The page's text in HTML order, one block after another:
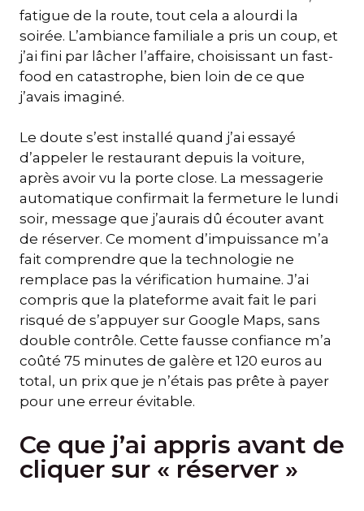
fatigue de la route, tout cela a alourdi la
soirée. L’ambiance familiale a pris un coup, et
j’ai fini par lâcher l’affaire, choisissant un fast-
food en catastrophe, bien loin de ce que
j’avais imaginé.
Le doute s’est installé quand j’ai essayé
d’appeler le restaurant depuis la voiture,
après avoir vu la porte close. La messagerie
automatique confirmait la fermeture le lundi
soir, message que j’aurais dû écouter avant
de réserver. Ce moment d’impuissance m’a
fait comprendre que la technologie ne
remplace pas la vérification humaine. J’ai
compris que la plateforme avait fait le pari
risqué de s’appuyer sur Google Maps, sans
double contrôle. Cette fausse confiance m’a
coûté 75 minutes de galère et 120 euros au
total, un prix que je n’étais pas prête à payer
pour une erreur évitable.
Ce que j’ai appris avant de
cliquer sur « réserver »